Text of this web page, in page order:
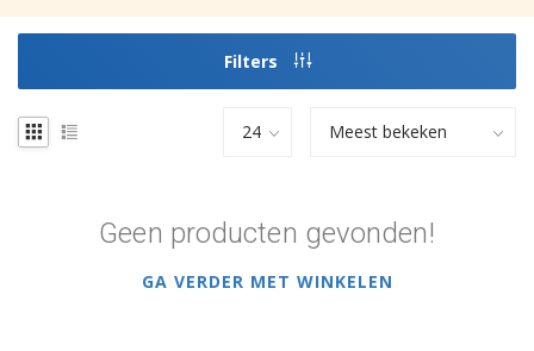
Filters
Geen producten gevonden!
GA VERDER MET WINKELEN